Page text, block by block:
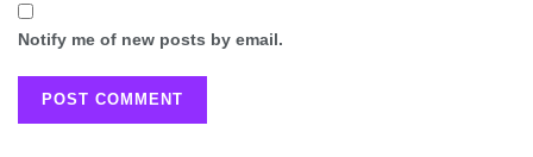
Notify me of new posts by email.